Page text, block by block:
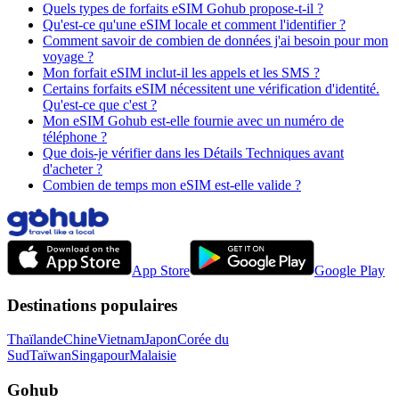
Quels types de forfaits eSIM Gohub propose-t-il ?
Qu'est-ce qu'une eSIM locale et comment l'identifier ?
Comment savoir de combien de données j'ai besoin pour mon
voyage ?
Mon forfait eSIM inclut-il les appels et les SMS ?
Certains forfaits eSIM nécessitent une vérification d'identité.
Qu'est-ce que c'est ?
Mon eSIM Gohub est-elle fournie avec un numéro de
téléphone ?
Que dois-je vérifier dans les Détails Techniques avant
d'acheter ?
Combien de temps mon eSIM est-elle valide ?
App Store Google Play
Destinations populaires
ThaïlandeChineVietnamJaponCorée du
SudTaïwanSingapourMalaisie
Gohub